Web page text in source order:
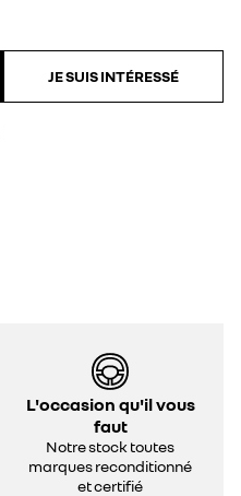
JE SUIS INTÉRESSÉ
L'occasion qu'il vous
faut
Notre stock toutes
marques reconditionné
et certifié